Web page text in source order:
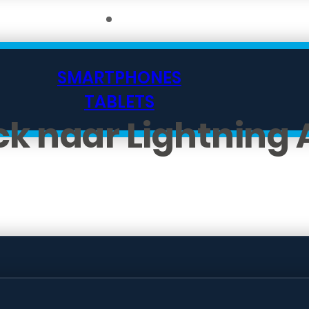
SMARTPHONES
TABLETS
naar Lightning